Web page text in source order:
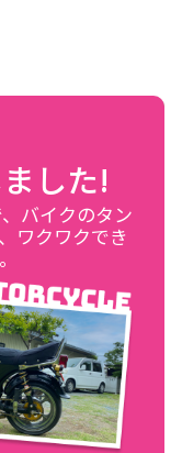
した!
バイクのタン
ワクワクでき